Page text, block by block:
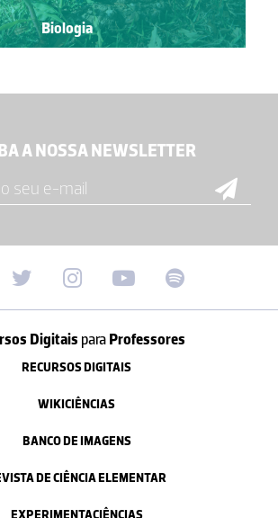
Biologia
A NOSSA NEWSLETTER
Digitais paraProfessores
RECURSOS DIGITAIS
WIKICIÊNCIAS
BANCO DE IMAGENS
DE CIÊNCIA ELEMENTAR
EXPERIMENTACIÊNCIAS